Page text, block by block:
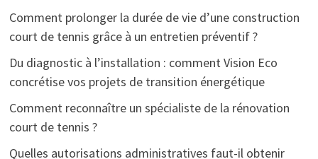
Comment prolonger la durée de vie d’une construction
court de tennis grâce à un entretien préventif ?
Du diagnostic à l’installation : comment Vision Eco
concrétise vos projets de transition énergétique
Comment reconnaître un spécialiste de la rénovation
court de tennis ?
Quelles autorisations administratives faut-il obtenir